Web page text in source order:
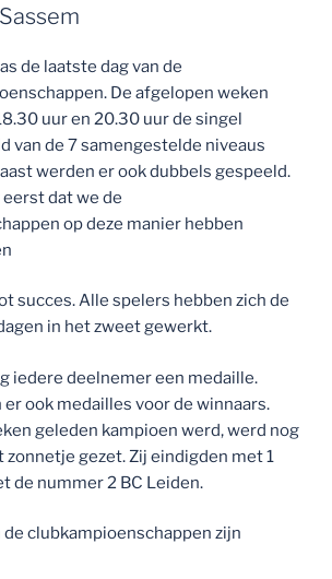
de laatste dag van de
De afgelopen weken
uur en 20.30 uur de singel
van de 7 samengestelde niveaus
werden er ook dubbels gespeeld.
dat we de
op deze manier hebben
succes. Alle spelers hebben zich de
in het zweet gewerkt.
iedere deelnemer een medaille.
ook medailles voor de winnaars.
geleden kampioen werd, werd nog
zonnetje gezet. Zij eindigden met 1
de nummer 2 BC Leiden.
de clubkampioenschappen zijn